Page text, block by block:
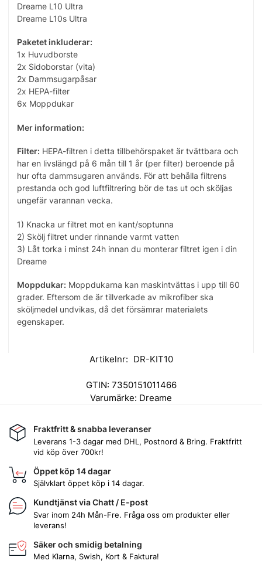
Dreame L10 Ultra
Dreame L10s Ultra
Paketet inkluderar:
1x Huvudborste
2x Sidoborstar (vita)
2x Dammsugarpåsar
2x HEPA-filter
6x Moppdukar
Mer information:
Filter: HEPA-filtren i detta tillbehörspaket är tvättbara och
har en livslängd på 6 mån till 1 år (per filter) beroende på
hur ofta dammsugaren används. För att behålla filtrens
prestanda och god luftfiltrering bör de tas ut och sköljas
ungefär varannan vecka.
1) Knacka ur filtret mot en kant/soptunna
2) Skölj filtret under rinnande varmt vatten
3) Låt torka i minst 24h innan du monterar filtret igen i din
Dreame
Moppdukar: Moppdukarna kan maskintvättas i upp till 60
grader. Eftersom de är tillverkade av mikrofiber ska
sköljmedel undvikas, då det försämrar materialets
egenskaper.
Artikelnr: DR-KIT10
GTIN: 7350151011466
Varumärke: Dreame
Fraktfritt & snabba leveranser
Leverans 1-3 dagar med DHL, Postnord & Bring. Fraktfritt
vid köp över 700kr!
Öppet köp 14 dagar
Självklart öppet köp i 14 dagar.
Kundtjänst via Chatt / E-post
Svar inom 24h Mån-Fre. Fråga oss om produkter eller
leverans!
Säker och smidig betalning
Med Klarna, Swish, Kort & Faktura!